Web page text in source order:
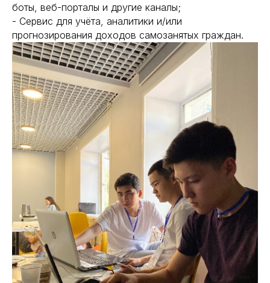
боты, веб-порталы и другие каналы;
- Сервис для учёта, аналитики и/или
прогнозирования доходов самозанятых граждан.